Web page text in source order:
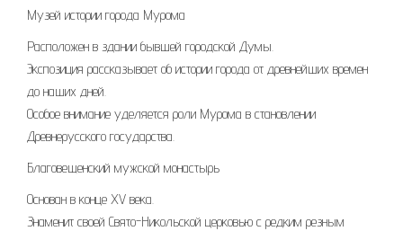
Музей истории города Мурома
Расположен в здании бывшей городской Думы.
Экспозиция рассказывает об истории города от древнейших времен
до наших дней.
Особое внимание уделяется роли Мурома в становлении
Древнерусского государства.
Благовещенский мужской монастырь
Основан в конце XV века.
Знаменит своей Свято-Никольской церковью с редким резным